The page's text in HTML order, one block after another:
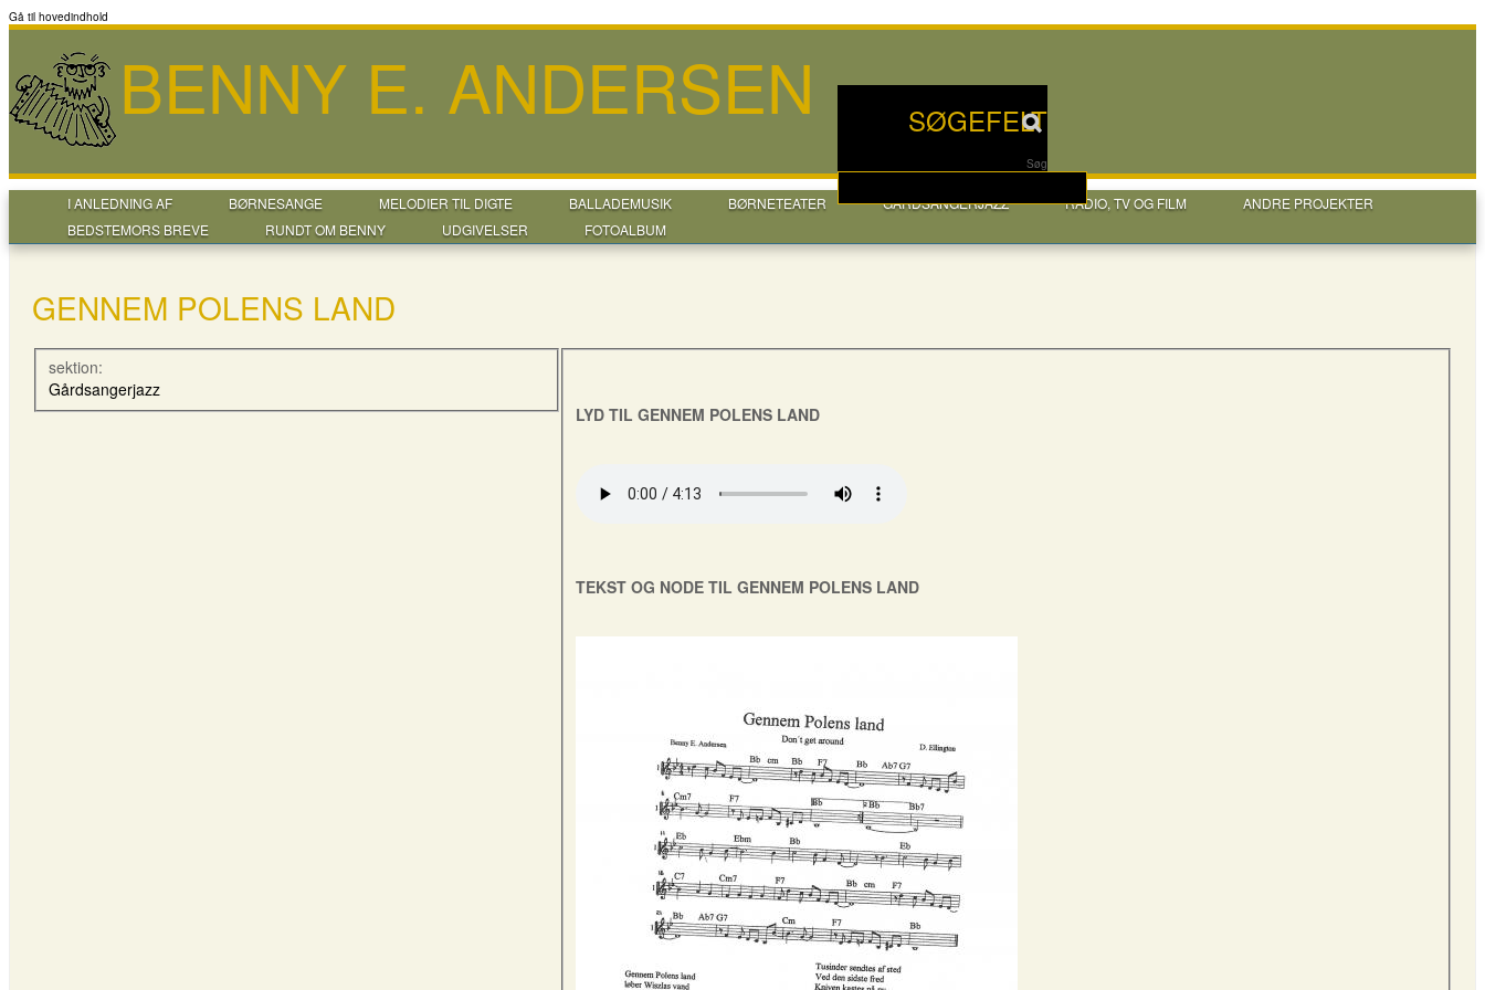
Gå til hovedindhold
SØGEFELT
Søg
BENNY E. ANDERSEN
I ANLEDNING AF BØRNESANGE MELODIER TIL DIGTE BALLADEMUSIK BØRNETEATER GÅRDSANGERJAZZ RADIO, TV OG FILM
ANDRE PROJEKTER
BEDSTEMORS BREVE
RUNDT OM BENNY UDGIVELSER FOTOALBUM
GENNEM POLENS LAND
sektion:
Gårdsangerjazz
LYD TIL GENNEM POLENS LAND
TEKST OG NODE TIL GENNEM POLENS LAND